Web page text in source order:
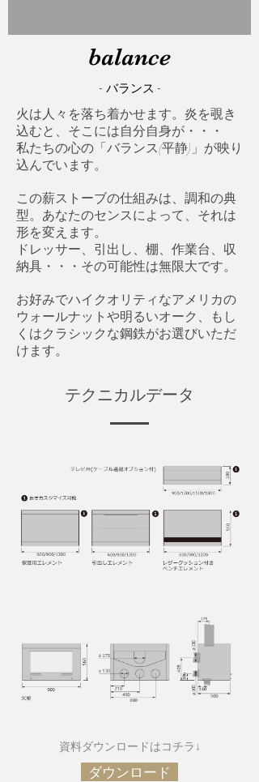
balance
- バランス -
火は人々を落ち着かせます。炎を覗き
込むと、そこには自分自身が・・・
私たちの心の「バランス(平静)」が映り
込んでいます。
この薪ストーブの仕組みは、調和の典
型。あなたのセンスによって、それは
形を変えます。
ドレッサー、引出し、棚、作業台、収
納具・・・その可能性は無限大です。
お好みでハイクオリティなアメリカの
ウォールナットや明るいオーク、もし
くはクラシックな鋼鉄がお選びいただ
けます。
テクニカルデータ
資料ダウンロードはコチラ↓
ダウンロード